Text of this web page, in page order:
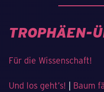
TROPHÄEN-
Für die Wissenschaft!
Und los geht’s! | Baum